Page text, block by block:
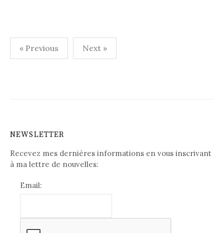
n
a
« Previous Next »
NEWSLETTER
Recevez mes dernières informations en vous inscrivant
à ma lettre de nouvelles:
Email: